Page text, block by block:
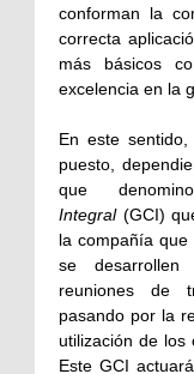
conforman la
correcta
más básicos
excelencia en la
En este
puesto,
que
Integral(GCI)
la compañía que
se
reuniones de
pasando por la
utilización de los
Este GCI